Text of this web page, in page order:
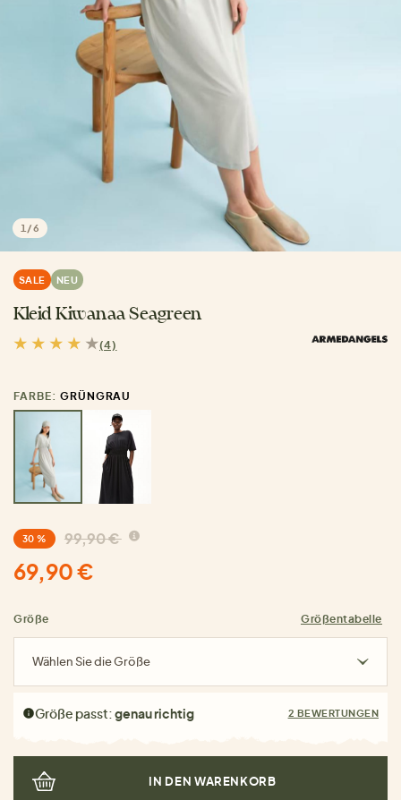
1 /6
SALE NEU
Kleid Kiwanaa Seagreen
(4)
FARBE: GRÜNGRAU
30 % 99,90 €
69,90 €
Größe Größentabelle
Wählen Sie die Größe
Größe passt:genau richtig 2 BEWERTUNGEN
IN DEN WARENKORB